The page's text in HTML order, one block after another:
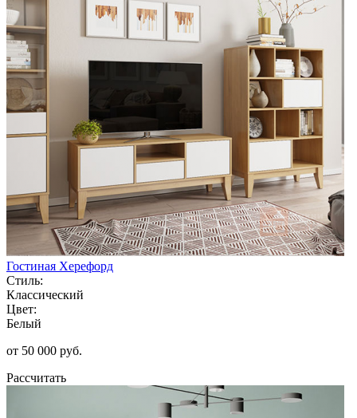
Гостиная Херефорд
Стиль:
Классический
Цвет:
Белый
от 50 000 руб.
Рассчитать